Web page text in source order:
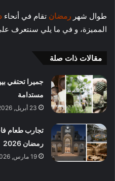
طوال شهر رمضان تقام في أنحاء
المميزة، و في ما يلي سنتعرف
مقالات ذات صلة
مستدامة
23 أبريل, 2026
تجارب طعام
رمضان 2026
19 مارس, 2026